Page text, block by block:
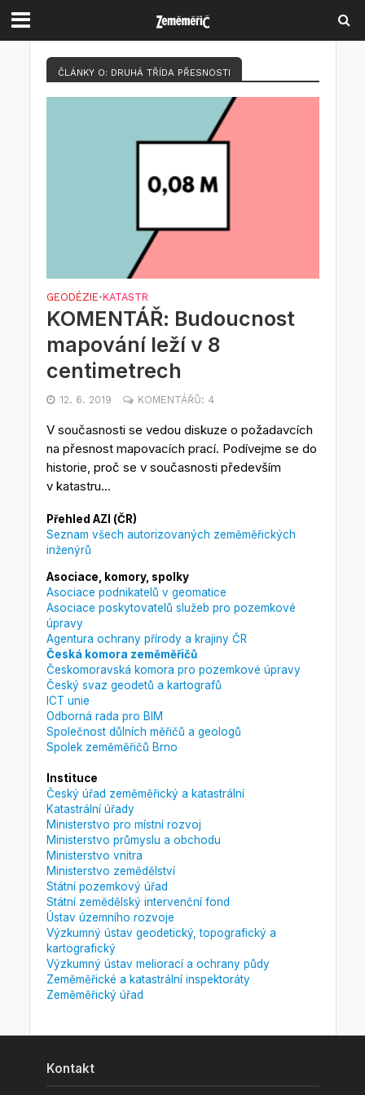
ČLÁNKY O: DRUHÁ TŘÍDA PŘESNOSTI
GEODÉZIE•KATASTR
KOMENTÁŘ: Budoucnost
mapování leží v 8
centimetrech
12. 6. 2019 KOMENTÁŘŮ: 4
V současnosti se vedou diskuze o požadavcích
na přesnost mapovacích prací. Podívejme se do
historie, proč se v současnosti především
v katastru...
Přehled AZI (ČR)
Seznam všech autorizovaných zeměměřických
inženýrů
Asociace, komory, spolky
Asociace podnikatelů v geomatice
Asociace poskytovatelů služeb pro pozemkové
úpravy
Agentura ochrany přírody a krajiny ČR
Česká komora zeměměřičů
Českomoravská komora pro pozemkové úpravy
Český svaz geodetů a kartografů
ICT unie
Odborná rada pro BIM
Společnost důlních měřičů a geologů
Spolek zeměměřičů Brno
Instituce
Český úřad zeměměřický a katastrální
Katastrální úřady
Ministerstvo pro místní rozvoj
Ministerstvo průmyslu a obchodu
Ministerstvo vnitra
Ministerstvo zemědělství
Státní pozemkový úřad
Státní zemědělský intervenční fond
Ústav územního rozvoje
Výzkumný ústav geodetický, topografický a
kartografický
Výzkumný ústav meliorací a ochrany půdy
Zeměměřické a katastrální inspektoráty
Zeměměřický úřad
Kontakt